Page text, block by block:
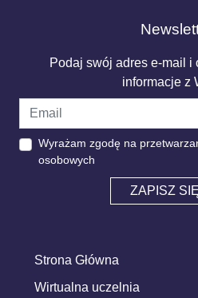
Podaj swój adres e-mail i
informacje z
Wyrażam zgodę na
osobowych
ZAPISZ SIĘ
Strona Główna
Wirtualna uczelnia